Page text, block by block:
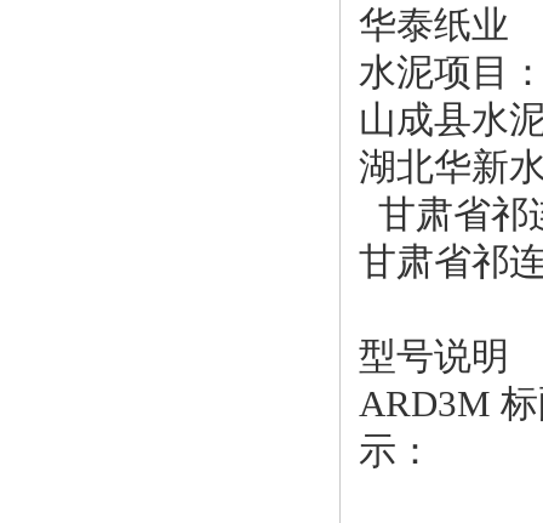
华泰纸业
水泥项目
山成县水
湖北华新
甘肃省祁
甘肃省祁
型号说明
ARD3M
示：